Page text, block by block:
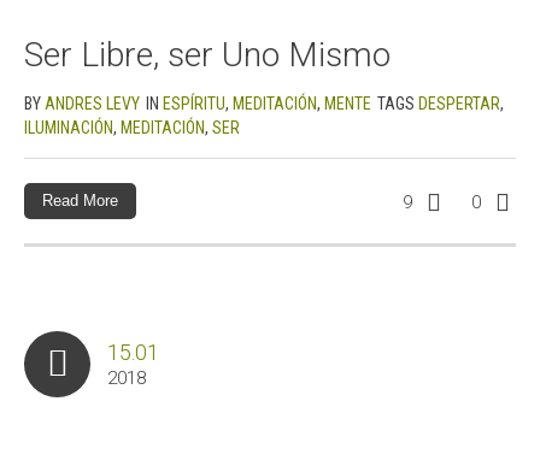
Ser Libre, ser Uno Mismo
BY ANDRES LEVY IN ESPÍRITU, MEDITACIÓN, MENTE TAGS DESPERTAR,
ILUMINACIÓN, MEDITACIÓN, SER
9 0
Read More
15.01
2018